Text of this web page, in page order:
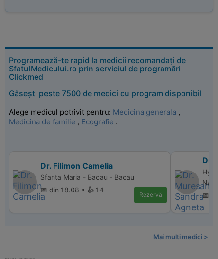
Programează-te rapid la medicii recomandați de
SfatulMedicului.ro prin serviciul de programări
Clickmed
Găsești peste 7500 de medici cu program disponibil
Alege medicul potrivit pentru: Medicina generala ,
Medicina de familie , Ecografie .
Dr. Filimon Camelia
Sfanta Maria - Bacau - Bacau
📅 din 18.08 • 👍 14
Rezervă
Dr.
📅
Mai multi medici >